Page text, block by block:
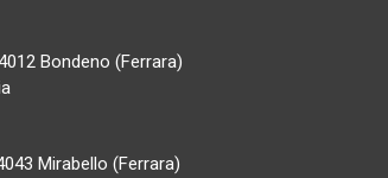
Bondeno (Ferrara)
Mirabello (Ferrara)